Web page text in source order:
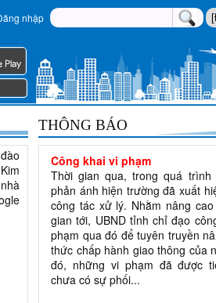
nhập
THÔNG BÁO
Công khai vi phạm
Thời gian qua, trong quá
phản ánh hiện trường đã xuất
công tác xử lý. Nhằm nâng
gian tới, UBND tỉnh chỉ đạo
phạm qua đó để tuyên truyền
thức chấp hành giao thông của
đó, những vi phạm đã được
chưa có sự phối...